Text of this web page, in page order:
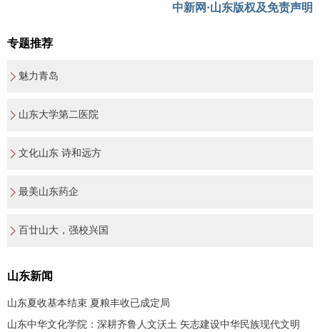
中新网·山东版权及免责声明
专题推荐
魅力青岛
山东大学第二医院
文化山东 诗和远方
最美山东药企
百廿山大，强校兴国
山东新闻
山东夏收基本结束 夏粮丰收已成定局
山东中华文化学院：深耕齐鲁人文沃土 矢志建设中华民族现代文明